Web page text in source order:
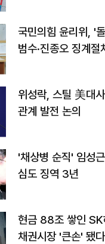
국민의힘 윤리위, '
범수·진종오 징계절
위성락, 스틸 美대
관계 발전 논의
'채상병 순직' 임성
심도 징역 3년
현금 88조 쌓인 SK
채권시장 '큰손' 됐